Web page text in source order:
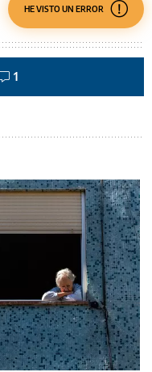
HE VISTO UN ERROR
1